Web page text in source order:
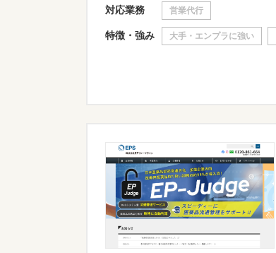
対応業務 営業代行
特徴・強み 大手・エンプラに強い